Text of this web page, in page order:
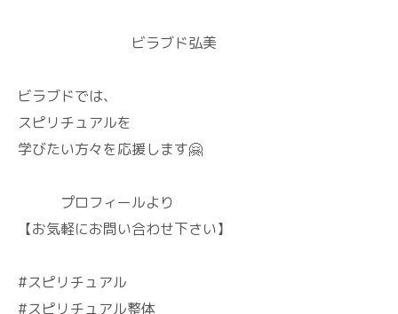
ビラブド弘美
ビラブドでは、
スピリチュアルを
学びたい方々を応援します🤗
プロフィールより
【お気軽にお問い合わせ下さい】
#スピリチュアル
#スピリチュアル整体